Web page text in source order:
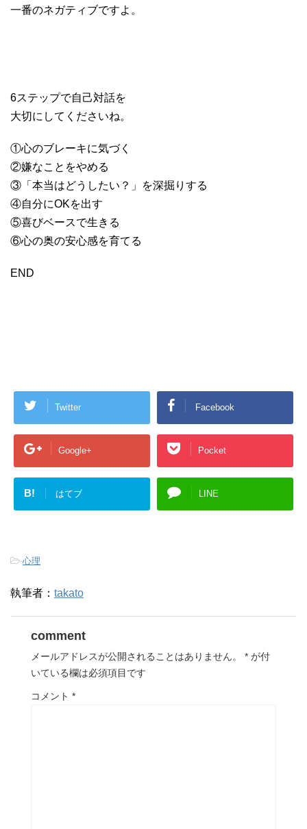
一番のネガティブですよ。
6ステップで自己対話を
大切にしてくださいね。
①心のブレーキに気づく
②嫌なことをやめる
③「本当はどうしたい？」を深掘りする
④自分にOKを出す
⑤喜びベースで生きる
⑥心の奥の安心感を育てる
END
Twitter Facebook
Google+ Pocket
B! はてブ LINE
-心理
執筆者： takato
comment
メールアドレスが公開されることはありません。 * が付
いている欄は必須項目です
コメント *